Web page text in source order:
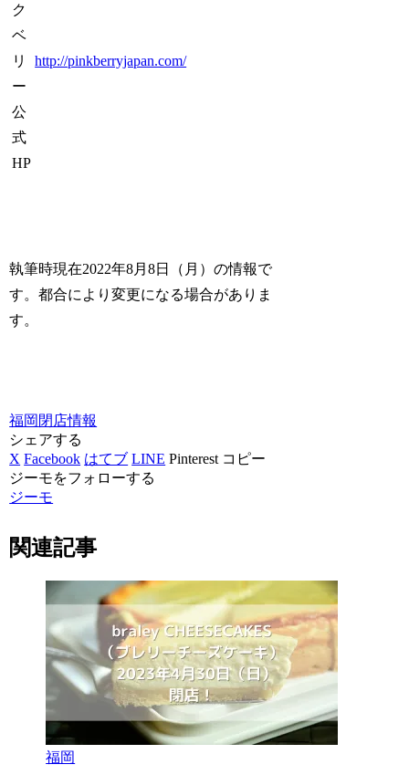
ク
ベ
リ
ー
公
式
HP
http://pinkberryjapan.com/
執筆時現在2022年8月8日（月）の情報で
す。都合により変更になる場合がありま
す。
福岡 閉店情報
シェアする
X Facebook はてブ LINE Pinterest コピー
ジーモをフォローする
ジーモ
関連記事
福岡